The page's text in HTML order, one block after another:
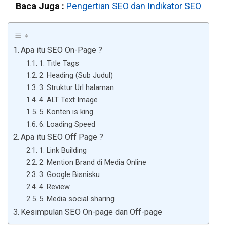
Baca Juga : Pengertian SEO dan Indikator SEO
Apa itu SEO On-Page ?
1. Title Tags
2. Heading (Sub Judul)
3. Struktur Url halaman
4. ALT Text Image
5. Konten is king
6. Loading Speed
Apa itu SEO Off Page ?
1. Link Building
2. Mention Brand di Media Online
3. Google Bisnisku
4. Review
5. Media social sharing
Kesimpulan SEO On-page dan Off-page